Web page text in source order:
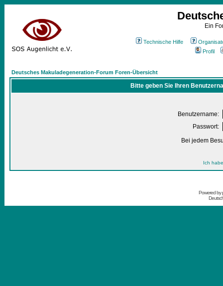
Ein
Technische Hilfe
Profil
Deutsches Makuladegeneration-Forum Foren-Übersicht
Bitte geben Sie Ihren
Benutzername:
Passwort:
Bei jedem
Ich
Powered by